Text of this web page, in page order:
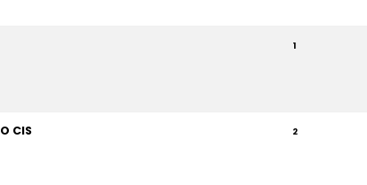
1
CIS 2